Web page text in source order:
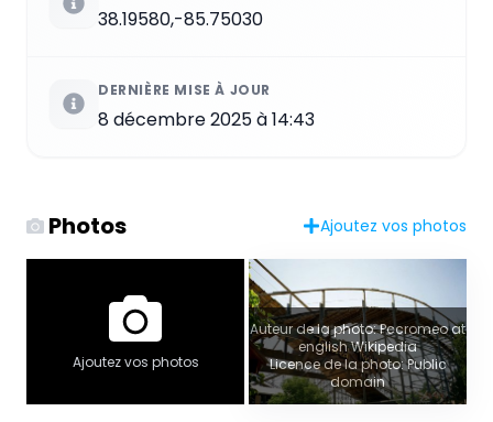
38.19580,-85.75030
DERNIÈRE MISE À JOUR
8 décembre 2025 à 14:43
Photos Ajoutez vos photos
Ajoutez vos photos
Auteur de la photo: Pccromeo at
english Wikipedia
Licence de la photo: Public
domain